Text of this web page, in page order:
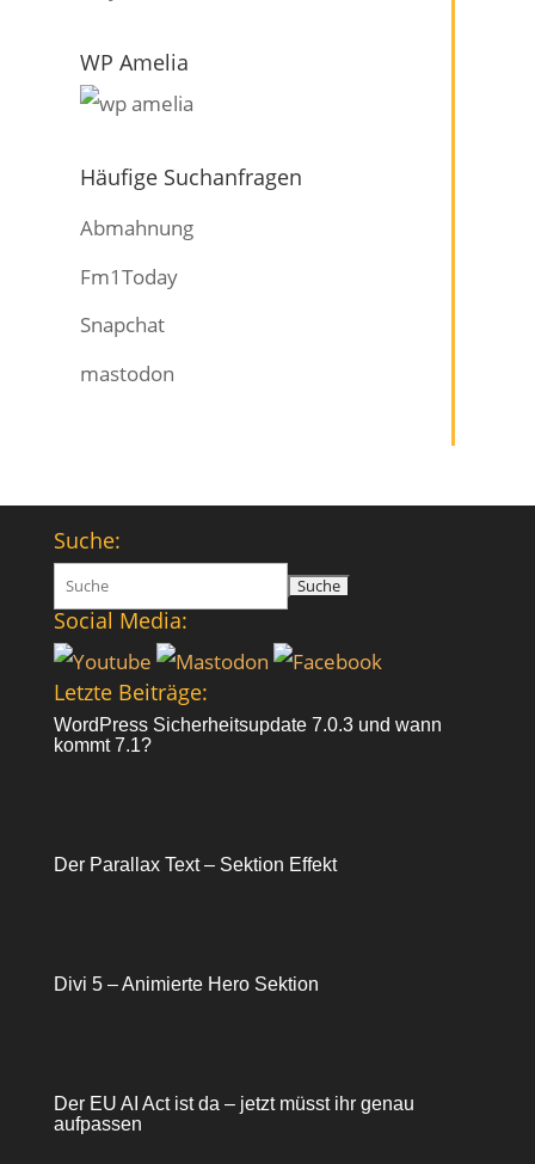
WP Amelia
Häufige Suchanfragen
Abmahnung
Fm1Today
Snapchat
mastodon
Suche:
Suchen
nach:
Social Media:
Letzte Beiträge:
WordPress Sicherheitsupdate 7.0.3 und wann
kommt 7.1?
Der Parallax Text – Sektion Effekt
Divi 5 – Animierte Hero Sektion
Der EU AI Act ist da – jetzt müsst ihr genau
aufpassen